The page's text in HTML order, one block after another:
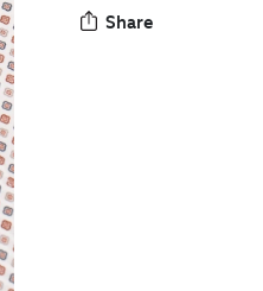
Share